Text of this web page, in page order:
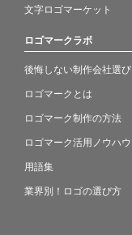
文字ロゴマーケット
ロゴマークラボ
後悔しない制作会社選び
ロゴマークとは
ロゴマーク制作の方法
ロゴマーク活用ノウハウ
用語集
業界別！ロゴの選び方